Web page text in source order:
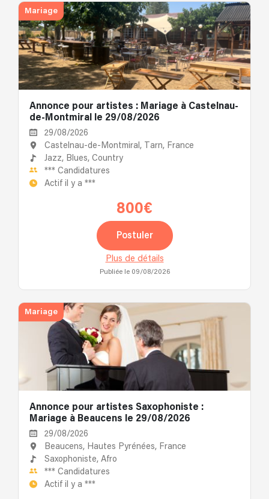
Mariage
Annonce pour artistes : Mariage à Castelnau-
de-Montmiral le 29/08/2026
29/08/2026
Castelnau-de-Montmiral, Tarn, France
Jazz, Blues, Country
*** Candidatures
Actif il y a ***
800€
Postuler
Plus de détails
Publiée le 09/08/2026
Mariage
Annonce pour artistes Saxophoniste :
Mariage à Beaucens le 29/08/2026
29/08/2026
Beaucens, Hautes Pyrénées, France
Saxophoniste, Afro
*** Candidatures
Actif il y a ***